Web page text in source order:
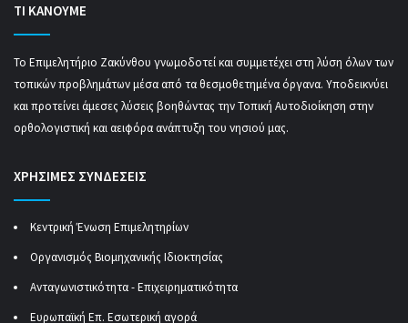
ΤΙ ΚΑΝΟΥΜΕ
Το Επιμελητήριο Ζακύνθου γνωμοδοτεί και συμμετέχει στη λύση όλων των
τοπικών προβλημάτων μέσα από τα θεσμοθετημένα όργανα. Υποδεικνύει
και προτείνει άμεσες λύσεις βοηθώντας την Τοπική Αυτοδιοίκηση στην
ορθολογιστική και αειφόρα ανάπτυξη του νησιού μας.
ΧΡΗΣΙΜΕΣ ΣΥΝΔΕΣΕΙΣ
Κεντρική Ένωση Επιμελητηρίων
Οργανισμός Βιομηχανικής Ιδιοκτησίας
Ανταγωνιστικότητα - Επιχειρηματικότητα
Ευρωπαϊκή Επ. Εσωτερική αγορά